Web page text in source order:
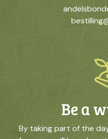
Be a
By taking part of the